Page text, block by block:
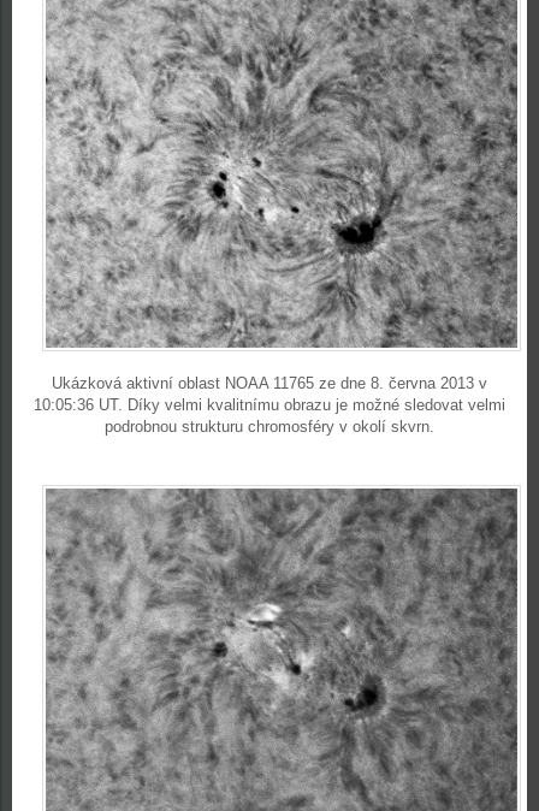
Ukázková aktivní oblast NOAA 11765 ze dne 8. června 2013 v
10:05:36 UT. Díky velmi kvalitnímu obrazu je možné sledovat velmi
podrobnou strukturu chromosféry v okolí skvrn.